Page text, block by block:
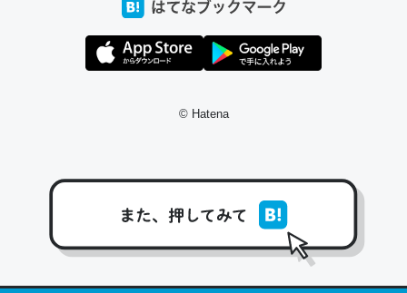
り時間を日数にすると1週間とかの人が多いそうだけど、
それを実質100倍以上に伸ばす効果があるはず……
─たまにLINEするくらいだった遠方の父67歳と僕。ITツール導入で
コミュニケーションが劇的に変化した｜tayorini by LIFULL介護
私も3年前ぐらいに祖母の家に設置した。ポケットWifiみ
たいなのでネット環境作ったけどAlexaしか使わないので
回線代ほとんどかからないですよ。参考：
https://toyoshi.hatenablog.com/entry/2019/05/15/1805
© Hatena